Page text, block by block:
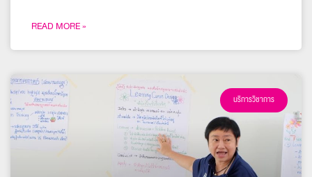
READ MORE »
บริการวิชาการ